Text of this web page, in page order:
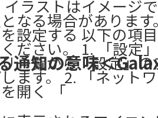
ラストはイメージ
なる場合があります
設定する 以下の項
ださい。 1. 「設定
一覧から「設定」
ます。 2. 「ネット
開く 「
通知の意味＜